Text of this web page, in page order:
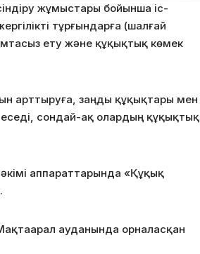
жұмыстары бойынша іс-
тұрғындарға (шалғай
ету және құқықтық көмек
арттыруға, заңды құқықтары мен
сондай-ақ олардың құқықтық
аппараттарында «Құқық
ауданында орналасқан